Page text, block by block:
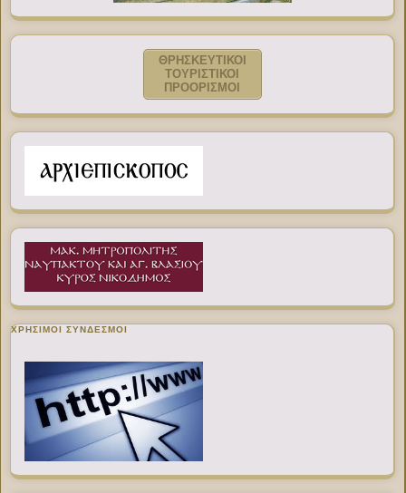
ΘΡΗΣΚΕΥΤΙΚΟΙ
ΤΟΥΡΙΣΤΙΚΟΙ
ΠΡΟΟΡΙΣΜΟΙ
ΧΡΉΣΙΜΟΙ ΣΎΝΔΕΣΜΟΙ